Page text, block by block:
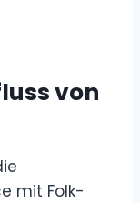
von
mit Folk-